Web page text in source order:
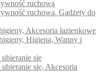
ruchową
ruchową, Gadżety do
Akcesoria łazienkowe
Higiena, Wanny i
się
się, Akcesoria